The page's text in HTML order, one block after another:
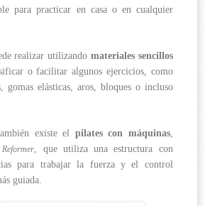
para practicar en casa o en cualquier
realizar utilizando materiales sencillos
o facilitar algunos ejercicios, como
gomas elásticas, aros, bloques o incluso
existe el pilates con máquinas,
Reformer, que utiliza una estructura con
para trabajar la fuerza y el control
guiada.